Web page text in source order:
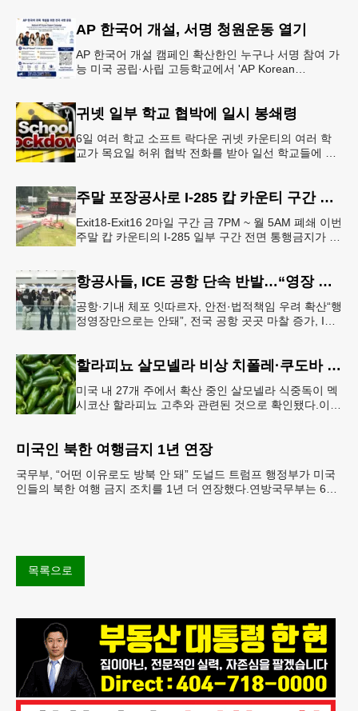
AP 한국어 개설, 서명 청원운동 열기
AP 한국어 개설 캠페인 확산한인 누구나 서명 참여 가
능 미국 공립·사립 고등학교에서 'AP Korean
귀넷 일부 학교 협박에 일시 봉쇄령
6일 여러 학교 소프트 락다운 귀넷 카운티의 여러 학
교가 목요일 허위 협박 전화를 받아 일선 학교들에 일
주말 포장공사로 I-285 캅 카운티 구간 통행금지
Exit18-Exit16 2마일 구간 금 7PM ~ 월 5AM 폐쇄 이번
주말 캅 카운티의 I-285 일부 구간 전면 통행금지가 시
항공사들, ICE 공항 단속 반발…“영장 없인 협조 불가”
공항·기내 체포 잇따르자, 안전·법적책임 우려 확산“행
정영장만으로는 안돼”, 전국 공항 곳곳 마찰 증가, ICE
할라피뇨 살모넬라 비상 치폴레·쿠도바 긴급 회수
미국 내 27개 주에서 확산 중인 살모넬라 식중독이 멕
시코산 할라피뇨 고추와 관련된 것으로 확인됐다.이에
미국인 북한 여행금지 1년 연장
국무부, “어떤 이유로도 방북 안 돼” 도널드 트럼프 행정부가 미국
인들의 북한 여행 금지 조치를 1년 더 연장했다.연방국무부는 6일
목록으로